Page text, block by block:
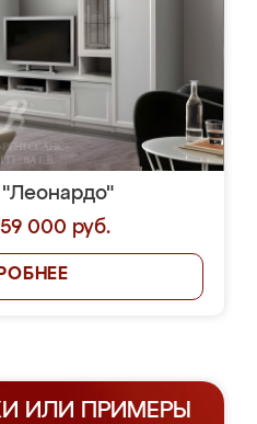
"Леонардо"
000 руб.
ИЛИ ПРИМЕРЫ